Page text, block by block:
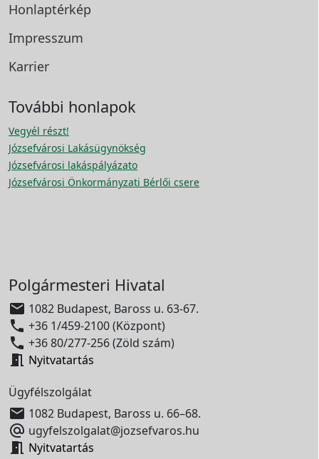
Honlaptérkép
Impresszum
Karrier
További honlapok
Vegyél részt!
Józsefvárosi Lakásügynökség
Józsefvárosi lakáspályázato
Józsefvárosi Önkormányzati Bérlői csere
Polgármesteri Hivatal
 1082 Budapest, Baross u. 63-67.
 +36 1/459-2100 (Központ)
 +36 80/277-256 (Zöld szám)
 Nyitvatartás
Ügyfélszolgálat
 1082 Budapest, Baross u. 66–68.
 ugyfelszolgalat@jozsefvaros.hu
 Nyitvatartás